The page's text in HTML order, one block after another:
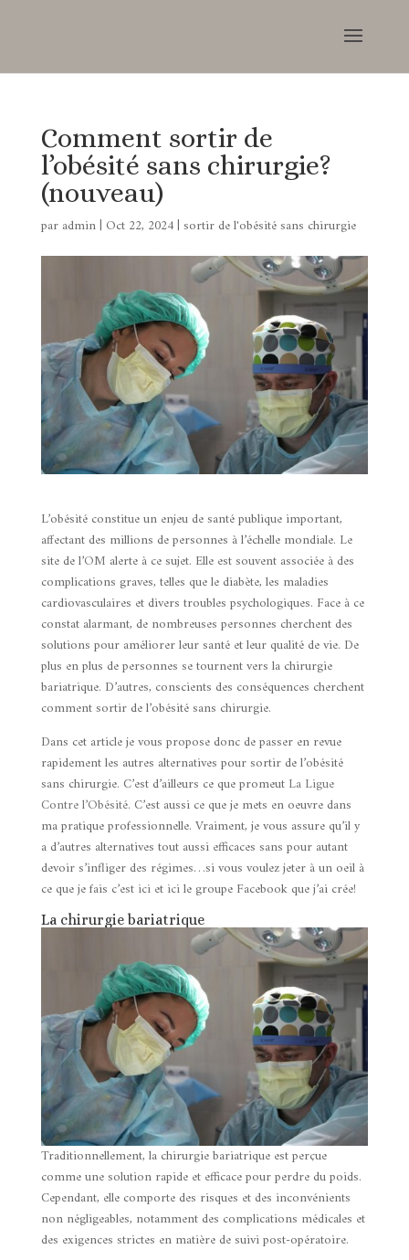
Comment sortir de
l’obésité sans chirurgie?
(nouveau)
par admin| Oct 22, 2024| sortir de l'obésité sans chirurgie
L’obésité constitue un enjeu de santé publique important,
affectant des millions de personnes à l’échelle mondiale. Le
site de l’OM alerte à ce sujet. Elle est souvent associée à des
complications graves, telles que le diabète, les maladies
cardiovasculaires et divers troubles psychologiques. Face à ce
constat alarmant, de nombreuses personnes cherchent des
solutions pour améliorer leur santé et leur qualité de vie. De
plus en plus de personnes se tournent vers la chirurgie
bariatrique. D’autres, conscients des conséquences cherchent
comment sortir de l’obésité sans chirurgie.
Dans cet article je vous propose donc de passer en revue
rapidement les autres alternatives pour sortir de l’obésité
sans chirurgie. C’est d’ailleurs ce que promeut La Ligue
Contre l’Obésité. C’est aussi ce que je mets en oeuvre dans
ma pratique professionnelle. Vraiment, je vous assure qu’il y
a d’autres alternatives tout aussi efficaces sans pour autant
devoir s’infliger des régimes…si vous voulez jeter à un oeil à
ce que je fais c’est iciet icile groupe Facebook que j’ai crée!
La chirurgie bariatrique
Traditionnellement, la chirurgie bariatrique est perçue
comme une solution rapide et efficace pour perdre du poids.
Cependant, elle comporte des risques et des inconvénients
non négligeables, notamment des complications médicales et
des exigences strictes en matière de suivi post-opératoire.